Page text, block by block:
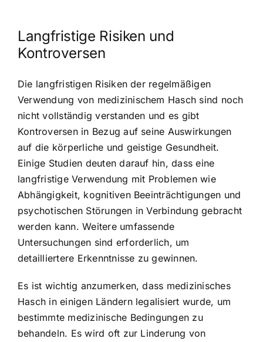
Langfristige Risiken und
Kontroversen
Die langfristigen Risiken der regelmäßigen
Verwendung von medizinischem Hasch sind noch
nicht vollständig verstanden und es gibt
Kontroversen in Bezug auf seine Auswirkungen
auf die körperliche und geistige Gesundheit.
Einige Studien deuten darauf hin, dass eine
langfristige Verwendung mit Problemen wie
Abhängigkeit, kognitiven Beeinträchtigungen und
psychotischen Störungen in Verbindung gebracht
werden kann. Weitere umfassende
Untersuchungen sind erforderlich, um
detailliertere Erkenntnisse zu gewinnen.
Es ist wichtig anzumerken, dass medizinisches
Hasch in einigen Ländern legalisiert wurde, um
bestimmte medizinische Bedingungen zu
behandeln. Es wird oft zur Linderung von